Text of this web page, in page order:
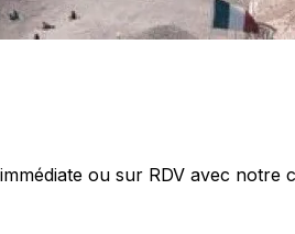
ou sur RDV avec notre